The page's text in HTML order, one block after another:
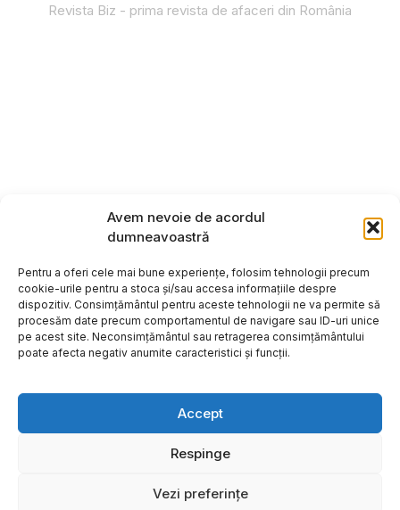
Avem nevoie de acordul
dumneavoastră
Pentru a oferi cele mai bune experiențe, folosim tehnologii precum
cookie-urile pentru a stoca și/sau accesa informațiile despre
dispozitiv. Consimțământul pentru aceste tehnologii ne va permite să
procesăm date precum comportamentul de navigare sau ID-uri unice
pe acest site. Neconsimțământul sau retragerea consimțământului
poate afecta negativ anumite caracteristici și funcții.
Accept
Respinge
Vezi preferințe
Revista Biz - prima revista de afaceri din România
Copyright ©2026